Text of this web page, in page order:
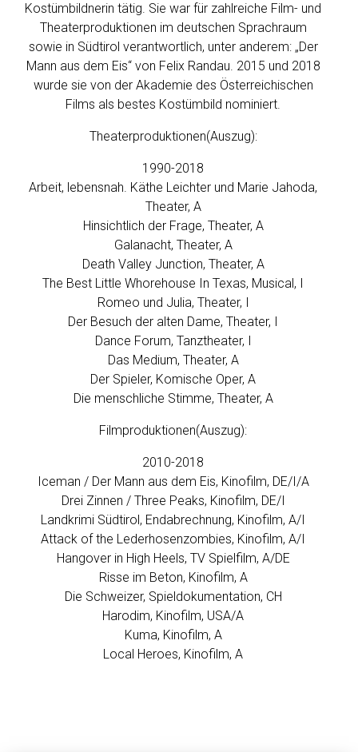
I
O
F
Kostümbildnerin tätig. Sie war für zahlreiche Film- und
Theaterproduktionen im deutschen Sprachraum
sowie in Südtirol verantwortlich, unter anderem: „Der
Mann aus dem Eis“ von Felix Randau. 2015 und 2018
wurde sie von der Akademie des Österreichischen
Films als bestes Kostümbild nominiert.
Theaterproduktionen(Auszug):
1990-2018
Arbeit, lebensnah. Käthe Leichter und Marie Jahoda,
Theater, A
Hinsichtlich der Frage, Theater, A
Galanacht, Theater, A
Death Valley Junction, Theater, A
The Best Little Whorehouse In Texas, Musical, I
Romeo und Julia, Theater, I
Der Besuch der alten Dame, Theater, I
Dance Forum, Tanztheater, I
Das Medium, Theater, A
Der Spieler, Komische Oper, A
Die menschliche Stimme, Theater, A
Filmproduktionen(Auszug):
2010-2018
Iceman / Der Mann aus dem Eis, Kinofilm, DE/I/A
Drei Zinnen / Three Peaks, Kinofilm, DE/I
Landkrimi Südtirol, Endabrechnung, Kinofilm, A/I
Attack of the Lederhosenzombies, Kinofilm, A/I
Hangover in High Heels, TV Spielfilm, A/DE
Risse im Beton, Kinofilm, A
Die Schweizer, Spieldokumentation, CH
Harodim, Kinofilm, USA/A
Kuma, Kinofilm, A
Local Heroes, Kinofilm, A